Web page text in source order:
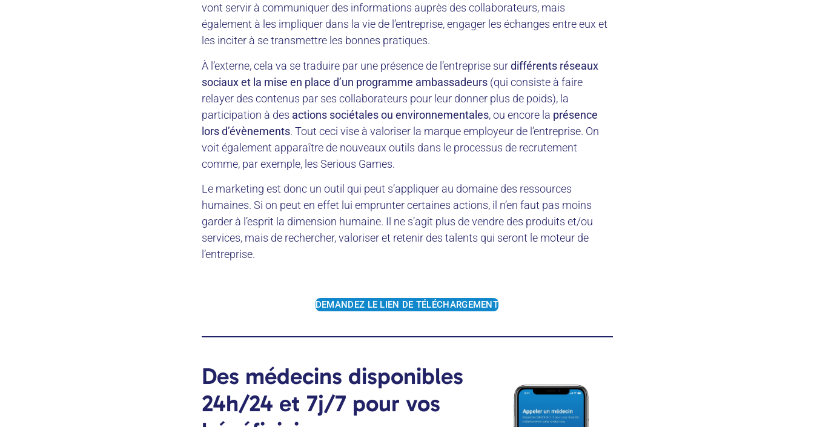
vont servir à communiquer des informations auprès des collaborateurs, mais
également à les impliquer dans la vie de l’entreprise, engager les échanges entre eux et
les inciter à se transmettre les bonnes pratiques.
À l’externe, cela va se traduire par une présence de l’entreprise surdifférents réseaux
sociaux et la mise en place d’un programme ambassadeurs(qui consiste à faire
relayer des contenus par ses collaborateurs pour leur donner plus de poids), la
participation à des actions sociétales ou environnementales, ou encore la présence
lors d’évènements. Tout ceci vise à valoriser la marque employeur de l’entreprise. On
voit également apparaître de nouveaux outils dans le processus de recrutement
comme, par exemple, les Serious Games.
Le marketing est donc un outil qui peut s’appliquer au domaine des ressources
humaines. Si on peut en effet lui emprunter certaines actions, il n’en faut pas moins
garder à l’esprit la dimension humaine. Il ne s’agit plus de vendre des produits et/ou
services, mais de rechercher, valoriser et retenir des talents qui seront le moteur de
l’entreprise.
DEMANDEZ LE LIEN DE TÉLÉCHARGEMENT
Des médecins disponibles
24h/24 et 7j/7 pour vos